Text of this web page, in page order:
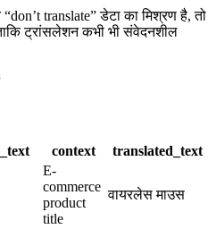
translate” डेटा का मिश्रण है, तो
ट्रांसलेशन कभी भी संवेदनशील
context translated_text
E-
commerce
product
title
वायरलेस माउस